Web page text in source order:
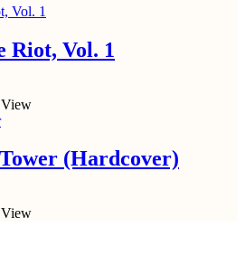
Riot, Vol. 1
(Hardcover)